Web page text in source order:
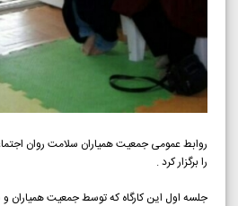
روابط عمومی جمعیت همیاران سلامت روان
را برگزار کرد .